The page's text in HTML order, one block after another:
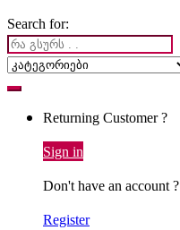
Search for:
Returning Customer ?
Sign in
Don't have an account ?
Register